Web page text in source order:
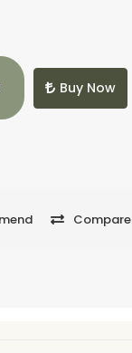
Buy Now
Compare